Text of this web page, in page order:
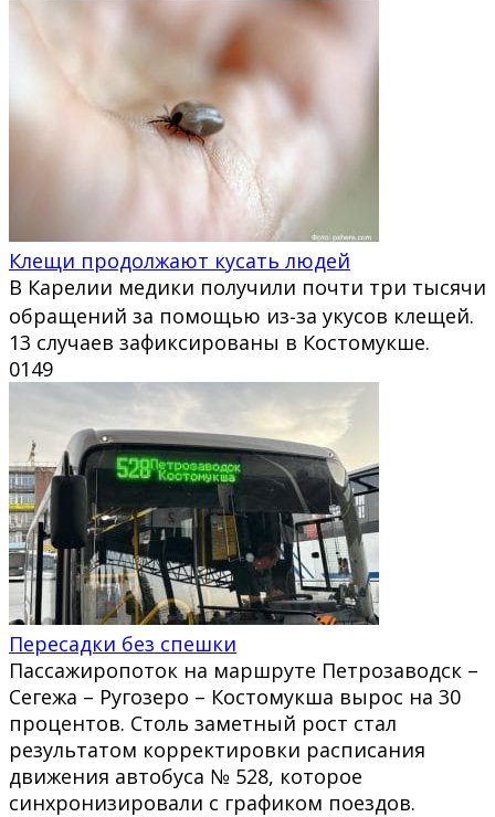
Клещи продолжают кусать людей
В Карелии медики получили почти три тысячи
обращений за помощью из‑за укусов клещей.
13 случаев зафиксированы в Костомукше.
0149
Пересадки без спешки
Пассажиропоток на маршруте Петрозаводск –
Сегежа – Ругозеро – Костомукша вырос на 30
процентов. Столь заметный рост стал
результатом корректировки расписания
движения автобуса № 528, которое
синхронизировали с графиком поездов.